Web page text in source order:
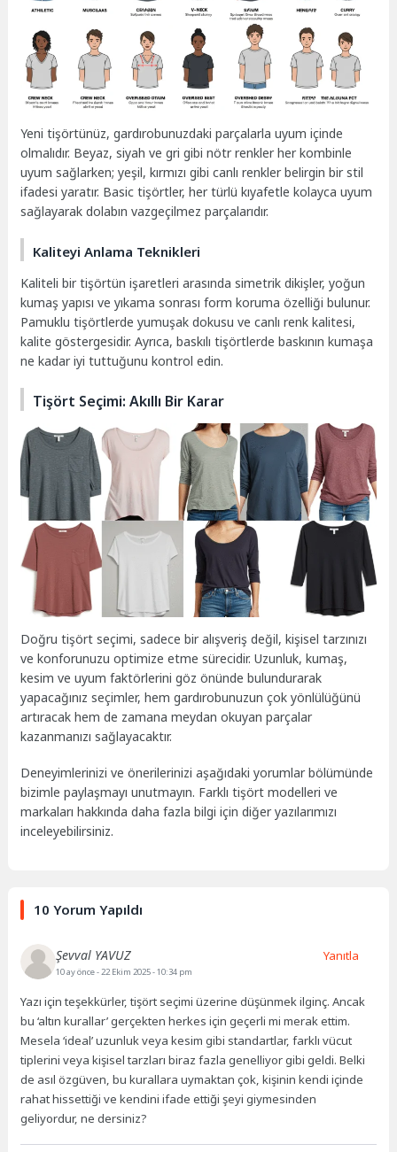
Yeni tişörtünüz, gardırobunuzdaki parçalarla uyum içinde
olmalıdır. Beyaz, siyah ve gri gibi nötr renkler her kombinle
uyum sağlarken; yeşil, kırmızı gibi canlı renkler belirgin bir stil
ifadesi yaratır. Basic tişörtler, her türlü kıyafetle kolayca uyum
sağlayarak dolabın vazgeçilmez parçalarıdır.
Kaliteyi Anlama Teknikleri
Kaliteli bir tişörtün işaretleri arasında simetrik dikişler, yoğun
kumaş yapısı ve yıkama sonrası form koruma özelliği bulunur.
Pamuklu tişörtlerde yumuşak dokusu ve canlı renk kalitesi,
kalite göstergesidir. Ayrıca, baskılı tişörtlerde baskının kumaşa
ne kadar iyi tuttuğunu kontrol edin.
Tişört Seçimi: Akıllı Bir Karar
Doğru tişört seçimi, sadece bir alışveriş değil, kişisel tarzınızı
ve konforunuzu optimize etme sürecidir. Uzunluk, kumaş,
kesim ve uyum faktörlerini göz önünde bulundurarak
yapacağınız seçimler, hem gardırobunuzun çok yönlülüğünü
artıracak hem de zamana meydan okuyan parçalar
kazanmanızı sağlayacaktır.
Deneyimlerinizi ve önerilerinizi aşağıdaki yorumlar bölümünde
bizimle paylaşmayı unutmayın. Farklı tişört modelleri ve
markaları hakkında daha fazla bilgi için diğer yazılarımızı
inceleyebilirsiniz.
10 Yorum Yapıldı
Şevval YAVUZ
10 ay önce- 22 Ekim 2025 - 10:34 pm
Yazı için teşekkürler, tişört seçimi üzerine düşünmek ilginç. Ancak
bu ‘altın kurallar’ gerçekten herkes için geçerli mi merak ettim.
Mesela ‘ideal’ uzunluk veya kesim gibi standartlar, farklı vücut
tiplerini veya kişisel tarzları biraz fazla genelliyor gibi geldi. Belki
de asıl özgüven, bu kurallara uymaktan çok, kişinin kendi içinde
rahat hissettiği ve kendini ifade ettiği şeyi giymesinden
geliyordur, ne dersiniz?
Yanıtla